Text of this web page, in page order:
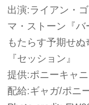
出演:ライアン・
マ・ストーン『
もたらす予期せ
『セッション』
提供:ポニーキャ
配給:ギャガ/ポニ